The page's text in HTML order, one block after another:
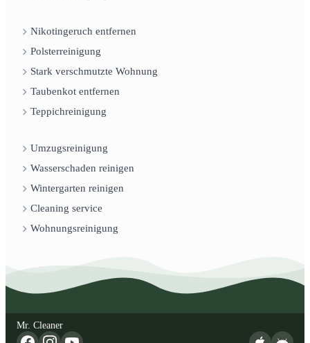
Nikotingeruch entfernen
Polsterreinigung
Stark verschmutzte Wohnung
Taubenkot entfernen
Teppichreinigung
Umzugsreinigung
Wasserschaden reinigen
Wintergarten reinigen
Cleaning service
Wohnungsreinigung
Mr. Cleaner